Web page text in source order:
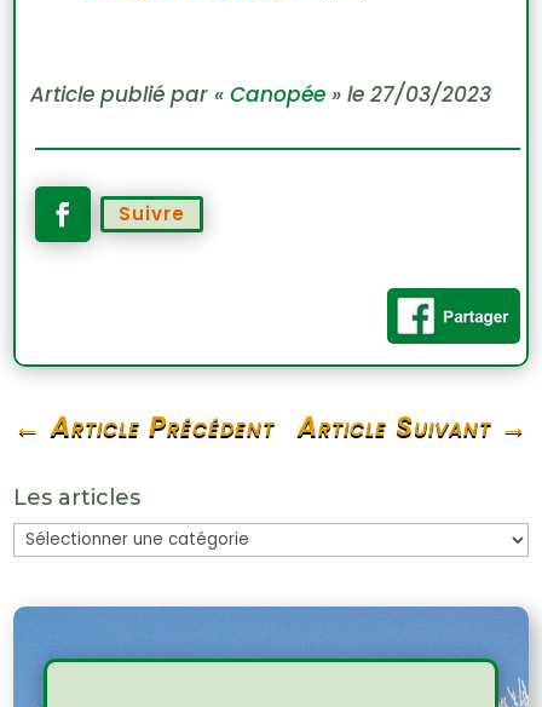
Article publié par «Canopée » le 27/03/2023
Suivre
←Article Précédent Article Suivant→
Les articles
Les